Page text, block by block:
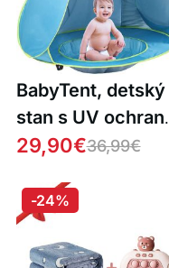
BabyTent, detský
stan s UV
a bazénom
29,90€36,99€
-24%